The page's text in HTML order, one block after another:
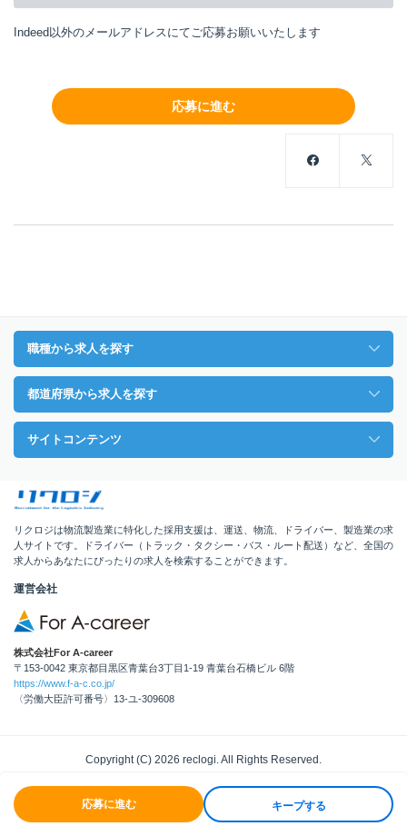
Indeed以外のメールアドレスにてご応募お願いいたします
応募に進む
応募に進む キープする
リクロジは物流製造業に特化した採用支援は、運送、物流、ドライバー、製造業の求
人サイトです。ドライバー（トラック・タクシー・バス・ルート配送）など、全国の
求人からあなたにぴったりの求人を検索することができます。
運営会社
株式会社For A-career
〒153-0042 東京都目黒区青葉台3丁目1-19 青葉台石橋ビル 6階
https://www.f-a-c.co.jp/
〈労働大臣許可番号〉13-ユ-309608
職種から求人を探す
都道府県から求人を探す
サイトコンテンツ
Copyright (C) 2026 reclogi. All Rights Reserved.